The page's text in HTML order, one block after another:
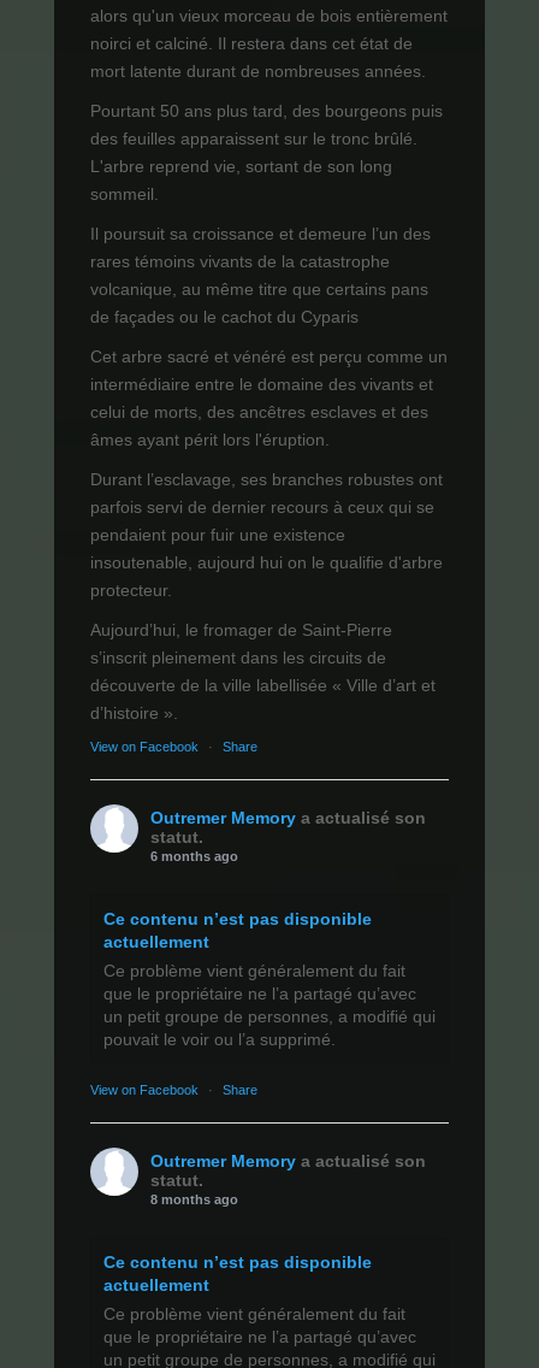
alors qu'un vieux morceau de bois entièrement
noirci et calciné. Il restera dans cet état de
mort latente durant de nombreuses années.
Pourtant 50 ans plus tard, des bourgeons puis
des feuilles apparaissent sur le tronc brûlé.
L'arbre reprend vie, sortant de son long
sommeil.
Il poursuit sa croissance et demeure l’un des
rares témoins vivants de la catastrophe
volcanique, au même titre que certains pans
de façades ou le cachot du Cyparis
Cet arbre sacré et vénéré est perçu comme un
intermédiaire entre le domaine des vivants et
celui de morts, des ancêtres esclaves et des
âmes ayant périt lors l'éruption.
Durant l’esclavage, ses branches robustes ont
parfois servi de dernier recours à ceux qui se
pendaient pour fuir une existence
insoutenable, aujourd hui on le qualifie d'arbre
protecteur.
Aujourd’hui, le fromager de Saint-Pierre
s’inscrit pleinement dans les circuits de
découverte de la ville labellisée « Ville d’art et
d’histoire ».
View on Facebook · Share
Outremer Memory a actualisé son
statut.
6 months ago
Ce contenu n’est pas disponible
actuellement
Ce problème vient généralement du fait
que le propriétaire ne l’a partagé qu’avec
un petit groupe de personnes, a modifié qui
pouvait le voir ou l’a supprimé.
View on Facebook · Share
Outremer Memory a actualisé son
statut.
8 months ago
Ce contenu n’est pas disponible
actuellement
Ce problème vient généralement du fait
que le propriétaire ne l’a partagé qu’avec
un petit groupe de personnes, a modifié qui